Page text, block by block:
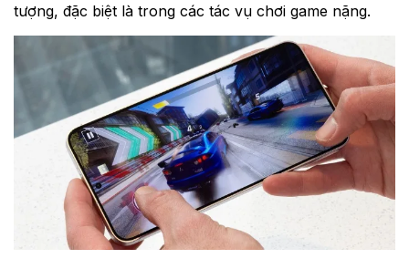
tượng, đặc biệt là trong các tác vụ chơi game nặng.